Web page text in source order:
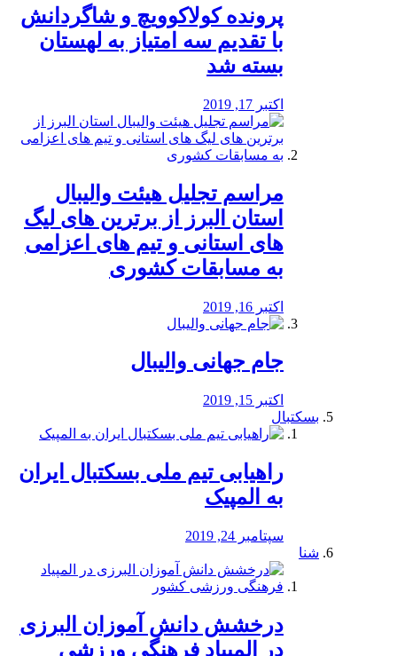
پرونده کولاکوویچ و شاگردانش
با تقدیم سه امتیاز به لهستان
بسته شد
اکتبر 17, 2019
مراسم تجلیل هیئت والیبال
استان البرز از برترین های لیگ
های استانی و تیم های اعزامی
به مسابقات کشوری
اکتبر 16, 2019
جام جهانی والیبال
اکتبر 15, 2019
بسکتبال
راهیابی تیم ملی بسکتبال ایران
به المپیک
سپتامبر 24, 2019
شنا
درخشش دانش آموزان البرزی
در المپیاد فرهنگی ورزشی